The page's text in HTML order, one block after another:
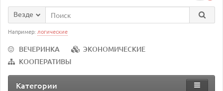
Везде
Например: логические
ВЕЧЕРИНКА
ЭКОНОМИЧЕСКИЕ
КООПЕРАТИВЫ
Категории